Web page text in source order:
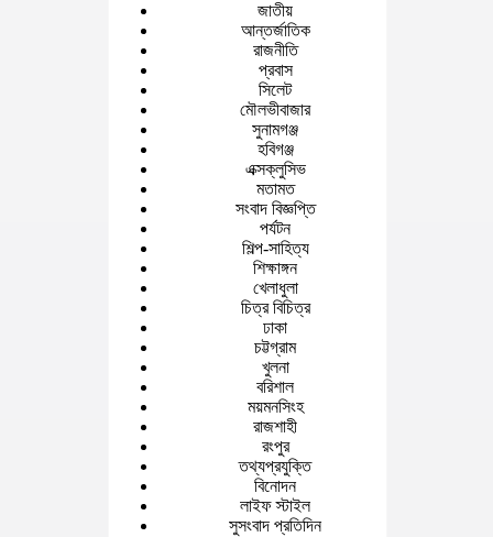
জাতীয়
আন্তর্জাতিক
রাজনীতি
প্রবাস
সিলেট
মৌলভীবাজার
সুনামগঞ্জ
হবিগঞ্জ
এক্সক্লুসিভ
মতামত
সংবাদ বিজ্ঞপ্তি
পর্যটন
শিল্প-সাহিত্য
শিক্ষাঙ্গন
খেলাধুলা
চিত্র বিচিত্র
ঢাকা
চট্টগ্রাম
খুলনা
বরিশাল
ময়মনসিংহ
রাজশাহী
রংপুর
তথ্যপ্রযুক্তি
বিনোদন
লাইফ স্টাইল
সুসংবাদ প্রতিদিন